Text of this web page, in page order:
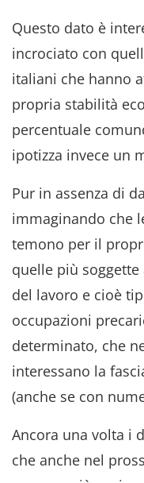
Questo dato è
incrociato con
italiani che hanno
propria stabilità
percentuale
ipotizza invece un
Pur in assenza di
immaginando che
temono per il
quelle più
del lavoro e cioè
occupazioni
determinato, che
interessano la
(anche se con
Ancora una volta i
che anche nel